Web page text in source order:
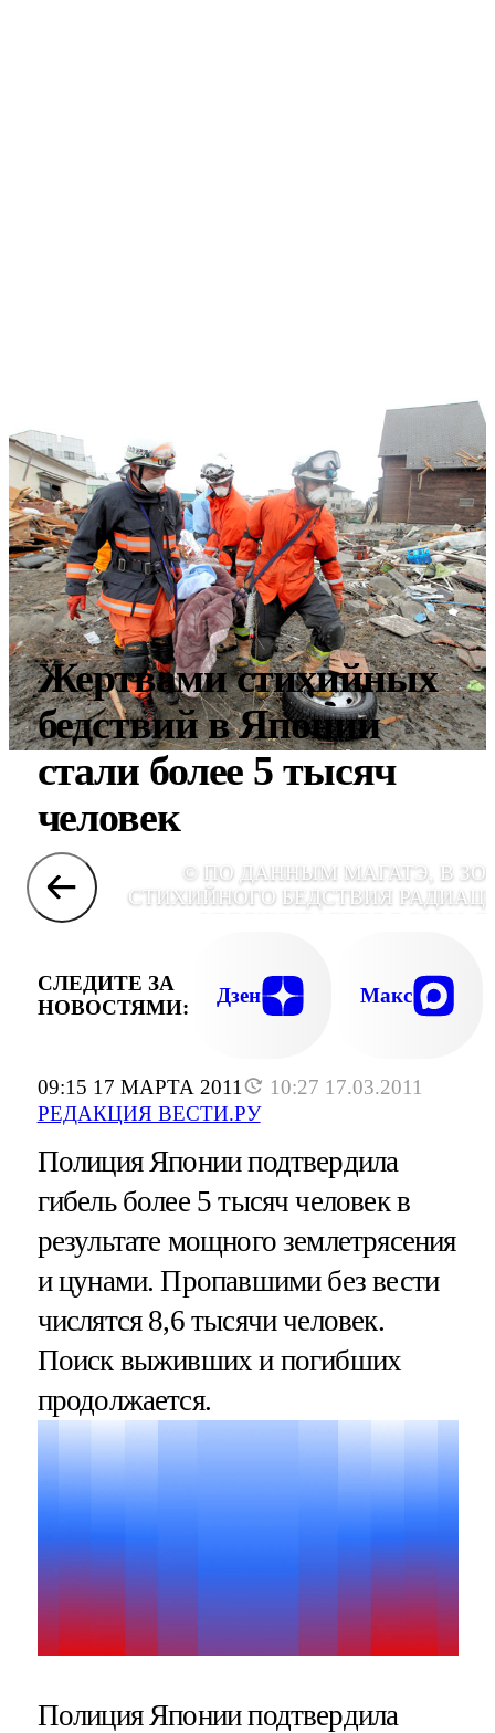
09:15 17 МАРТА 2011
10:27 17.03.2011
РЕДАКЦИЯ ВЕСТИ.РУ
Жертвами стихийных
бедствий в Японии
стали более 5 тысяч
человек
© ПО ДАННЫМ МАГАТЭ, В
СТИХИЙНОГО БЕДСТВИЯ
СЛЕДИТЕ ЗА
НОВОСТЯМИ:
Дзен Макс
Полиция Японии подтвердила
гибель более 5 тысяч человек в
результате мощного землетрясения
и цунами. Пропавшими без вести
числятся 8,6 тысячи человек.
Поиск выживших и погибших
продолжается.
Полиция Японии подтвердила